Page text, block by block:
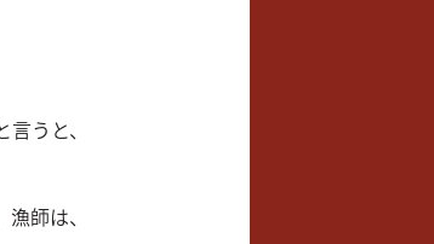
うと、
師は、